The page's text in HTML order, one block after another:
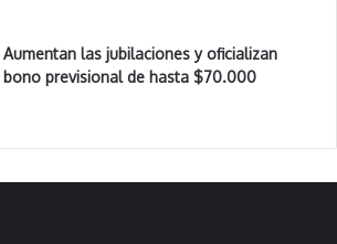
Aumentan las jubilaciones y oficializan
bono previsional de hasta $70.000